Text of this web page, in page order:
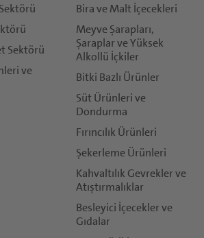
(maks. 500 karakter):
tüm bilgileri yalnızcagizlilik politikası
Sektörü
ve
Bira ve Malt İçecekleri
Meyve Şarapları,
Şaraplar ve Yüksek
Alkollü İçkiler
Bitki Bazlı Ürünler
Süt Ürünleri ve
Dondurma
Fırıncılık Ürünleri
Şekerleme Ürünleri
Kahvaltılık Gevrekler ve
Atıştırmalıklar
Besleyici İçecekler ve
Gıdalar